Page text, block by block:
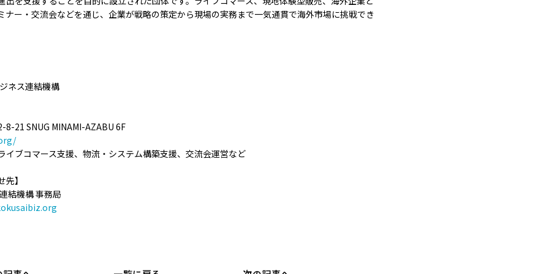
ナー・交流会などを通じ、企業が戦略の策定から現場の実務まで一気通貫で海外市場に挑戦でき
ネス連結機構
8-21 SNUG MINAMI-AZABU 6F
イブコマース支援、物流・システム構築支援、交流会運営など
先】
結機構 事務局